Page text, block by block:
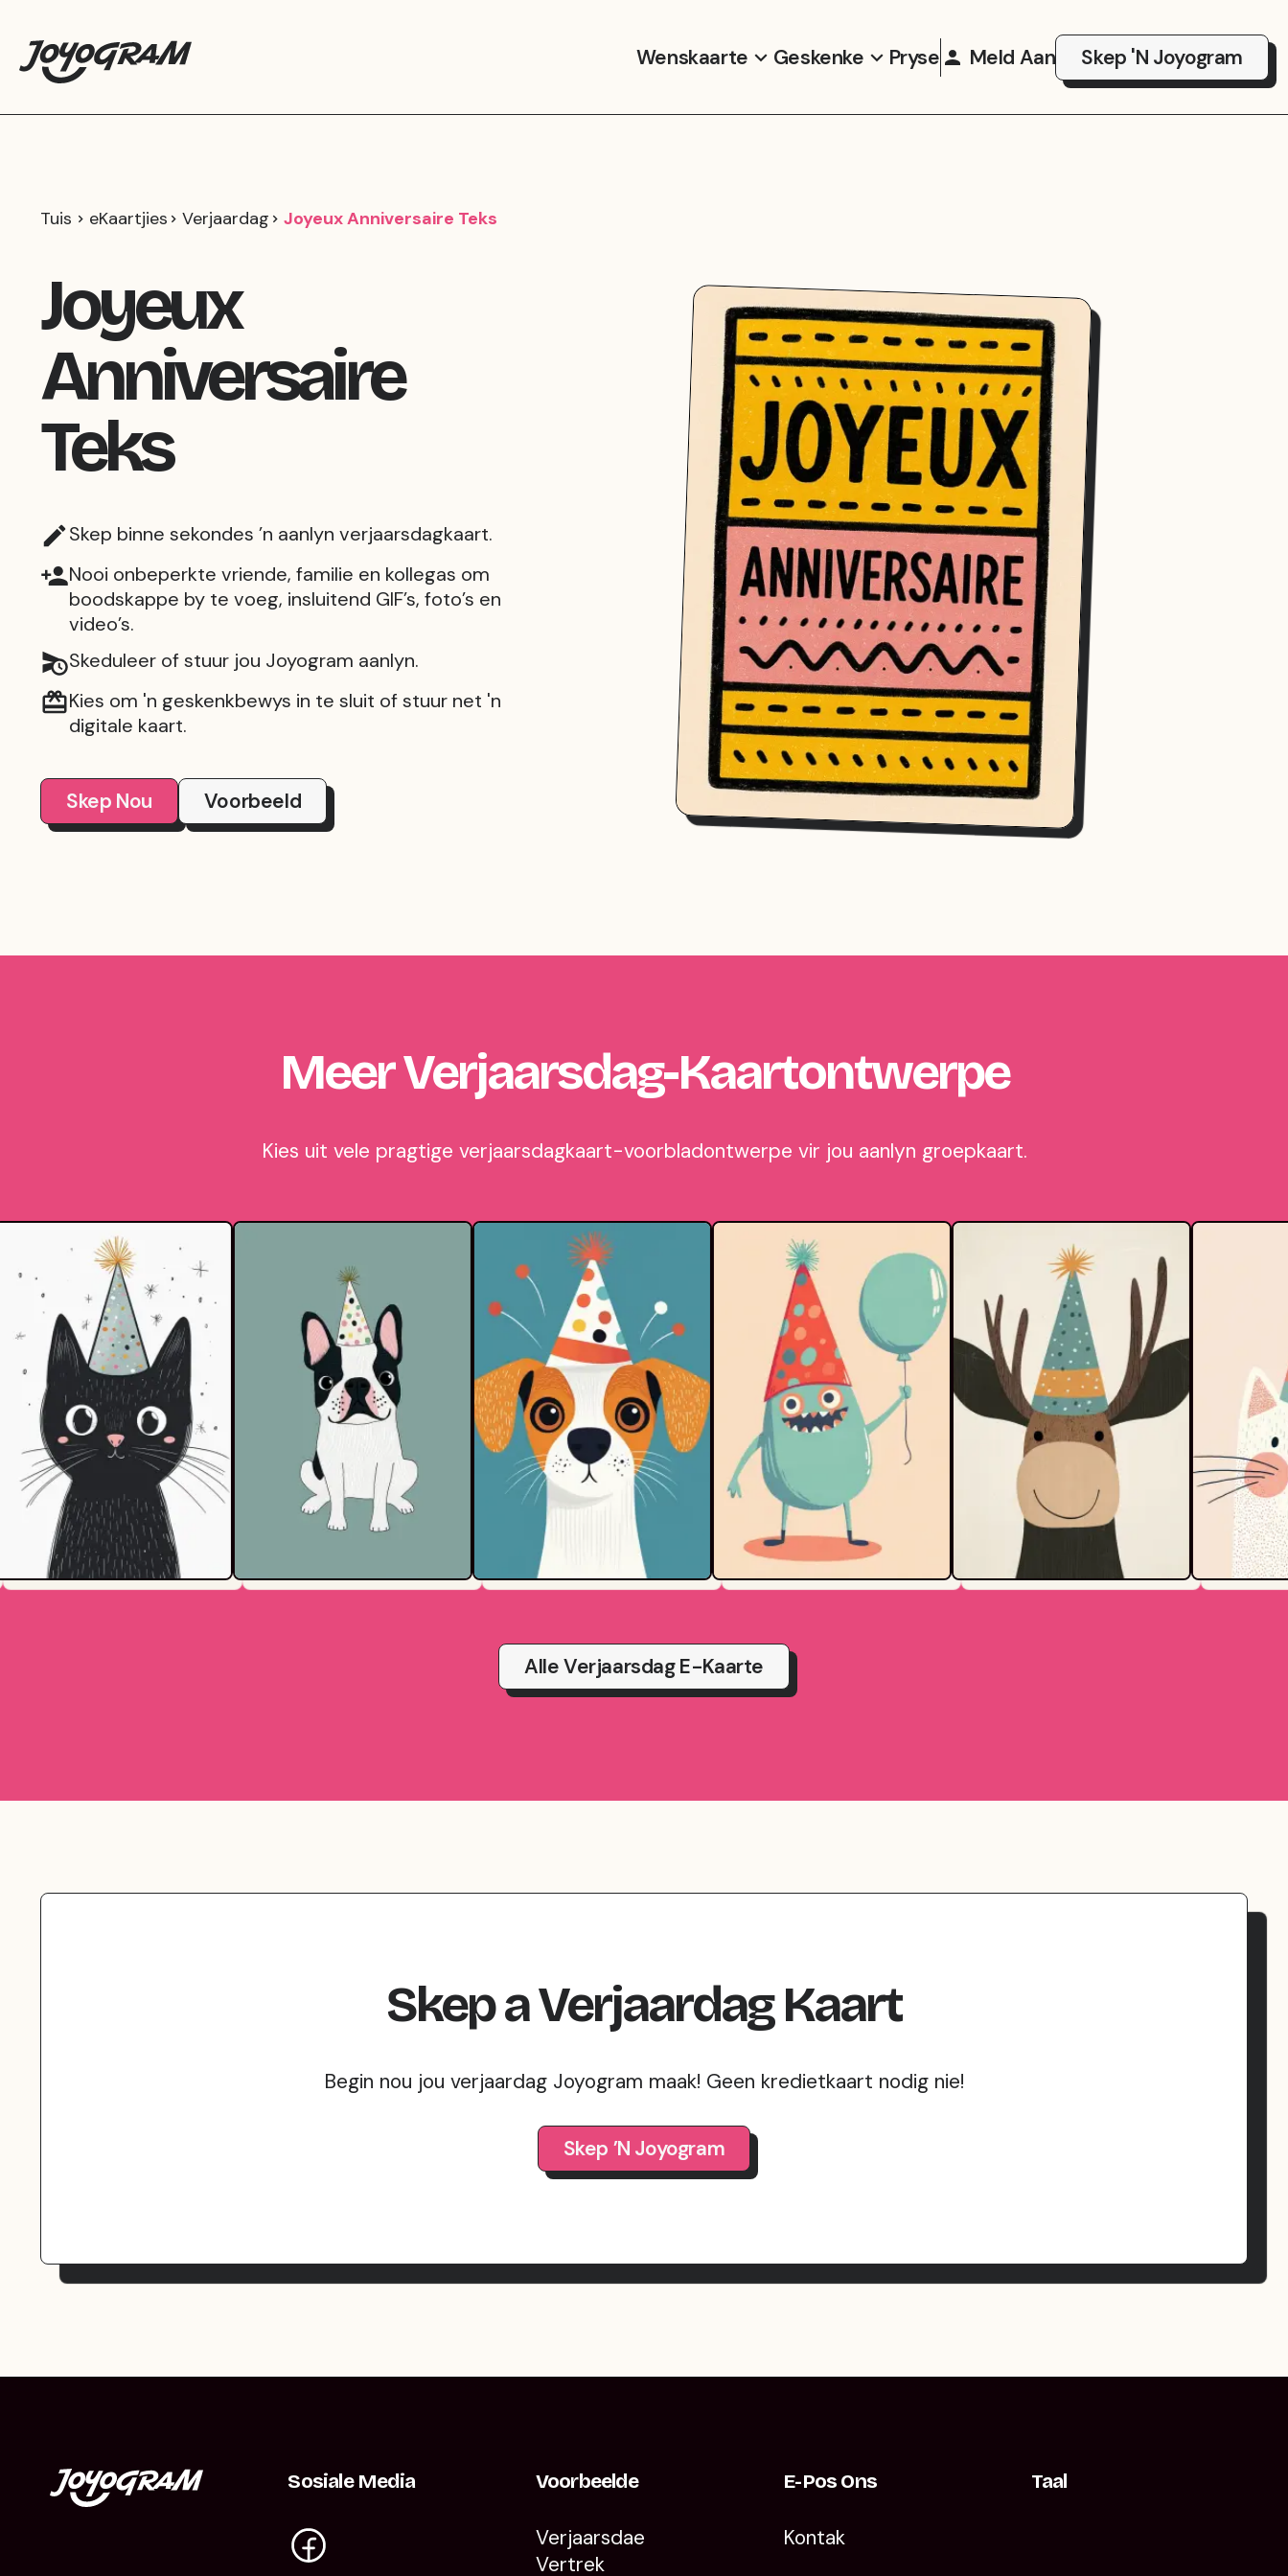
Wenskaarte Geskenke Pryse Meld Aan Skep 'n Joyogram
Tuis eKaartjies Verjaardag Joyeux Anniversaire Teks
Joyeux
Anniversaire
Teks
Skep binne sekondes ’n aanlyn verjaarsdagkaart.
Nooi onbeperkte vriende, familie en kollegas om
boodskappe by te voeg, insluitend GIF’s, foto’s en
video’s.
Skeduleer of stuur jou Joyogram aanlyn.
Kies om 'n geskenkbewys in te sluit of stuur net 'n
digitale kaart.
Skep Nou Voorbeeld
Meer Verjaarsdag-Kaartontwerpe
Kies uit vele pragtige verjaarsdagkaart-voorbladontwerpe vir jou aanlyn groepkaart.
Alle Verjaarsdag E-Kaarte
SkepaVerjaardag Kaart
Begin nou jou verjaardag Joyogram maak! Geen kredietkaart nodig nie!
Skep ’n Joyogram
Sosiale Media Voorbeelde
Verjaarsdae
Vertrek
E-Pos Ons
Kontak
Taal